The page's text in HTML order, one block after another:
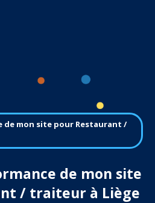
de mon site pour Restaurant /
de mon site
/ traiteur à Liège